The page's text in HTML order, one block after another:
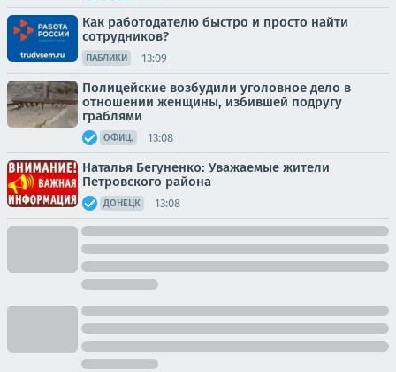
Как работодателю быстро и просто найти
сотрудников?
ПАБЛИКИ 13:09
Полицейские возбудили уголовное дело в
отношении женщины, избившей подругу
граблями
ОФИЦ. 13:08
Наталья Бегуненко: Уважаемые жители
Петровского района
ДОНЕЦК 13:08